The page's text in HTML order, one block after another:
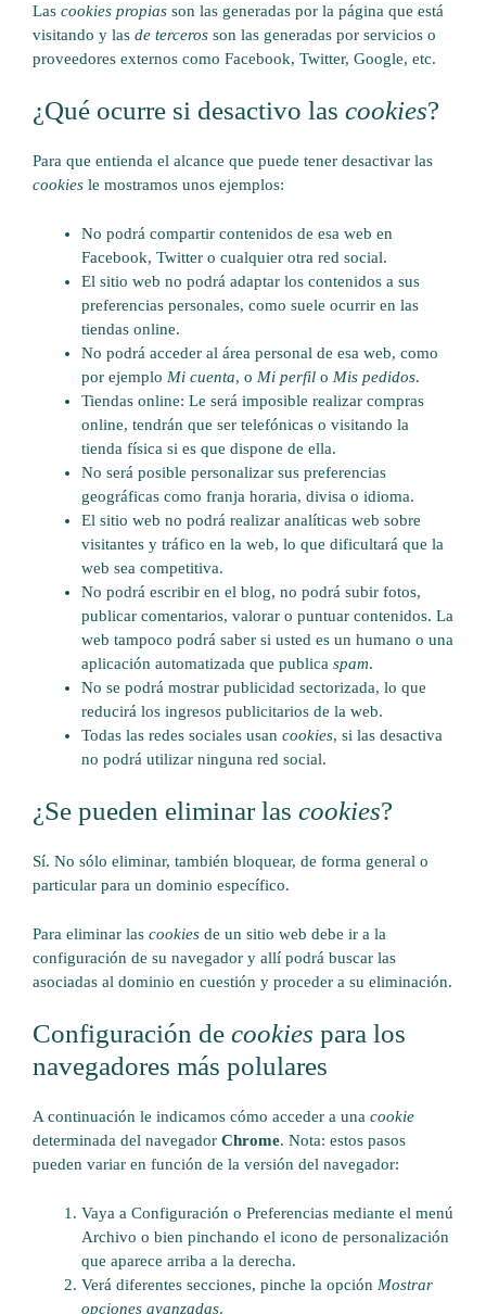
Las cookies propias son las generadas por la página que está
visitando y las de terceros son las generadas por servicios o
proveedores externos como Facebook, Twitter, Google, etc.
¿Qué ocurre si desactivo las cookies?
Para que entienda el alcance que puede tener desactivar las
cookies le mostramos unos ejemplos:
No podrá compartir contenidos de esa web en
Facebook, Twitter o cualquier otra red social.
El sitio web no podrá adaptar los contenidos a sus
preferencias personales, como suele ocurrir en las
tiendas online.
No podrá acceder al área personal de esa web, como
por ejemplo Mi cuenta, o Mi perfil o Mis pedidos.
Tiendas online: Le será imposible realizar compras
online, tendrán que ser telefónicas o visitando la
tienda física si es que dispone de ella.
No será posible personalizar sus preferencias
geográficas como franja horaria, divisa o idioma.
El sitio web no podrá realizar analíticas web sobre
visitantes y tráfico en la web, lo que dificultará que la
web sea competitiva.
No podrá escribir en el blog, no podrá subir fotos,
publicar comentarios, valorar o puntuar contenidos. La
web tampoco podrá saber si usted es un humano o una
aplicación automatizada que publica spam.
No se podrá mostrar publicidad sectorizada, lo que
reducirá los ingresos publicitarios de la web.
Todas las redes sociales usan cookies, si las desactiva
no podrá utilizar ninguna red social.
¿Se pueden eliminar las cookies?
Sí. No sólo eliminar, también bloquear, de forma general o
particular para un dominio específico.
Para eliminar las cookies de un sitio web debe ir a la
configuración de su navegador y allí podrá buscar las
asociadas al dominio en cuestión y proceder a su eliminación.
Configuración de cookies para los
navegadores más polulares
A continuación le indicamos cómo acceder a una cookie
determinada del navegador Chrome. Nota: estos pasos
pueden variar en función de la versión del navegador:
Vaya a Configuración o Preferencias mediante el menú
Archivo o bien pinchando el icono de personalización
que aparece arriba a la derecha.
Verá diferentes secciones, pinche la opción Mostrar
opciones avanzadas.